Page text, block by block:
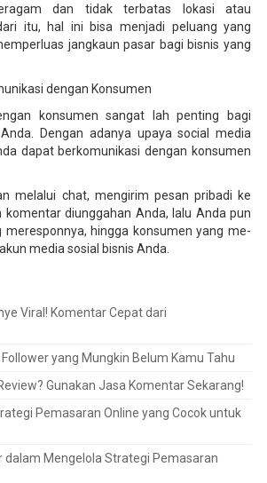
dan tidak terbatas lokasi atau
itu, hal ini bisa menjadi peluang yang
jangkaun pasar bagi bisnis yang
dengan Konsumen
konsumen sangat lah penting bagi
Dengan adanya upaya social media
dapat berkomunikasi dengan konsumen
melalui chat, mengirim pesan pribadi ke
komentar diunggahan Anda, lalu Anda pun
meresponnya, hingga konsumen yang me-
media sosial bisnis Anda.
Viral! Komentar Cepat dari
yang Mungkin Belum Kamu Tahu
Gunakan Jasa Komentar Sekarang!
Pemasaran Online yang Cocok untuk
dalam Mengelola Strategi Pemasaran